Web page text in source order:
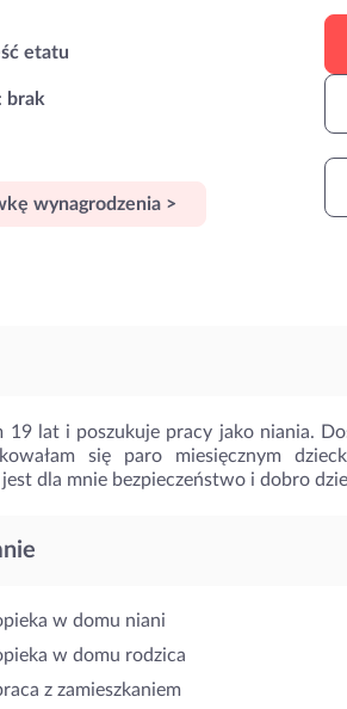
etatu
brak
wynagrodzenia >
19 lat i poszukuje pracy jako niania.
się paro miesięcznym
dla mnie bezpieczeństwo i dobro
w domu niani
w domu rodzica
z zamieszkaniem